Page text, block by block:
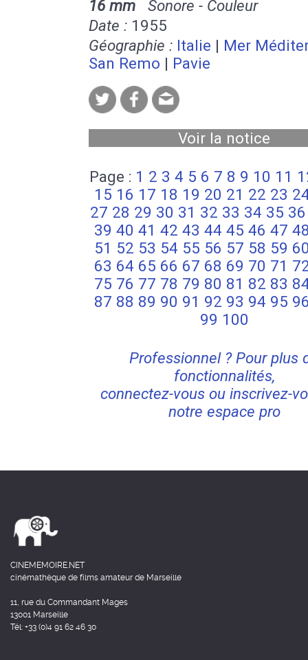
16 mm Sonore - Couleur
Date : 1955
Géographie : Italie | Mer
San Remo | Pavie
Voir la notice
Page : 1 2 3 4 5 6 7 8 9 10 11
15 16 17 18 19 20 21 22 23
27 28 29 30 31 32 33 34 35 36
39 40 41 42 43 44 45 46 47
51 52 53 54 55 56 57 58 59
63 64 65 66 67 68 69 70 71
75 76 77 78 79 80 81 82 83
87 88 89 90 91 92 93 94 95
99 100
Professionnel ? Pour plus
fonctionnalités,
connectez-vous ou inscrivez-
notre espace pro
CINEMEMOIRE.NET
cinémathèque de films amateur de Marseille
11, rue du Commandant Mages
13001 Marseille
Tél: +33 (0)4 91 62 46 30